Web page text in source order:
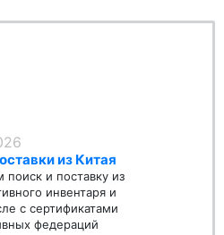
из Китая
поиск и поставку из
инвентаря и
с сертификатами
федераций